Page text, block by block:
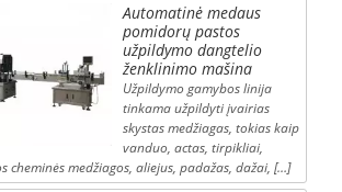
Automatinė medaus
pomidorų pastos
užpildymo dangtelio
ženklinimo mašina
Užpildymo gamybos linija
tinkama užpildyti įvairias
skystas medžiagas, tokias kaip
vanduo, actas, tirpikliai,
cheminės medžiagos, aliejus, padažas, dažai, […]